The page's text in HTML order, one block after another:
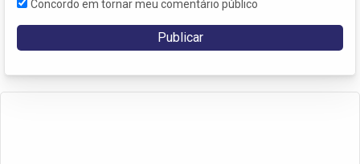
Concordo em tornar meu comentário público